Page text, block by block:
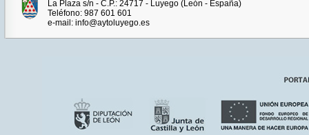
La Plaza s/n - C.P.: 24717 - Luyego (León - España)
Teléfono: 987 601 601
e-mail: info@aytoluyego.es